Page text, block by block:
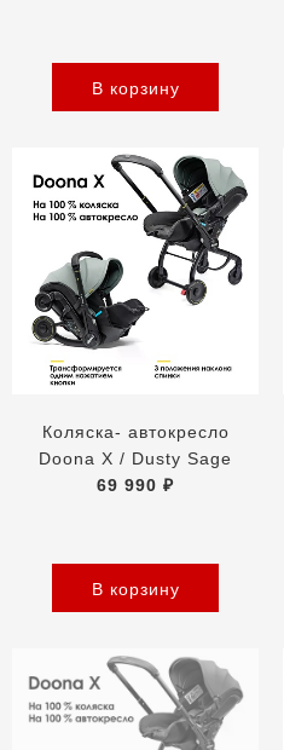
В корзину
Коляска- автокресло
Doona X / Dusty Sage
69 990 ₽
В корзину